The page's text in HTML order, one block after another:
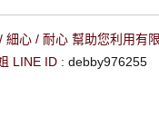
心 / 耐心 幫助您利用有
LINE ID : debby976255